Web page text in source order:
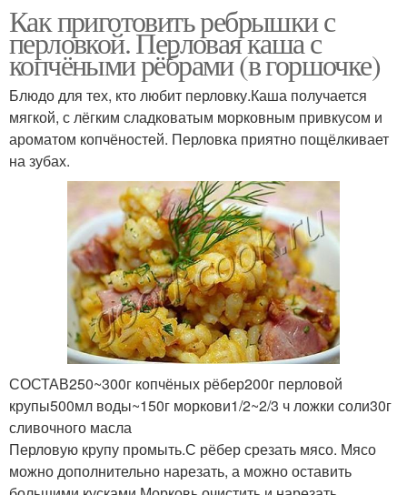
Как приготовить ребрышки с
перловкой. Перловая каша с
копчёными рёбрами (в горшочке)
Блюдо для тех, кто любит перловку.Каша получается
мягкой, с лёгким сладковатым морковным привкусом и
ароматом копчёностей. Перловка приятно пощёлкивает
на зубах.
СОСТАВ250~300г копчёных рёбер200г перловой
крупы500мл воды~150г моркови1/2~2/3 ч ложки соли30г
сливочного масла
Перловую крупу промыть.С рёбер срезать мясо. Мясо
можно дополнительно нарезать, а можно оставить